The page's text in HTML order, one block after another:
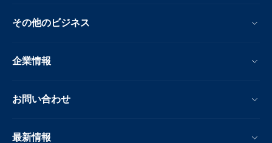
その他のビジネス
企業情報
お問い合わせ
最新情報